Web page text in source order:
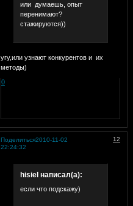
или думаешь, опыт
перенимают?
стажируются))
угу,или узнают конкурентов и их
методы)
0
Поделиться 12
2010-11-02
22:24:32
hisiel написал(а):
если что подскажу)